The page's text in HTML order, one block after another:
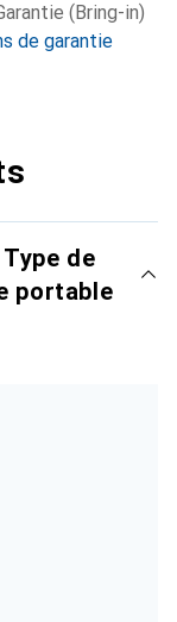
(Bring-in)
de garantie
de
portable